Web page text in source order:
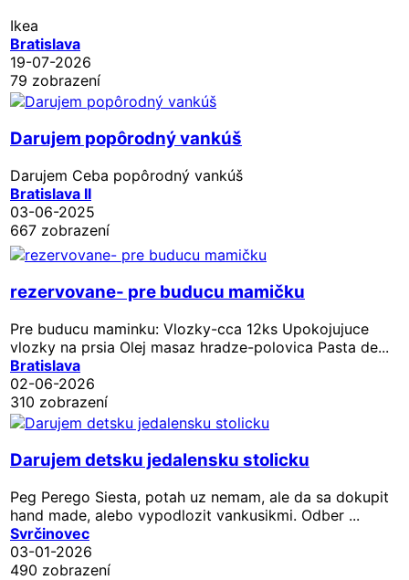
Ikea
Bratislava
19-07-2026
79 zobrazení
Darujem popôrodný vankúš
Darujem Ceba popôrodný vankúš
Bratislava II
03-06-2025
667 zobrazení
rezervovane- pre buducu mamičku
Pre buducu maminku: Vlozky-cca 12ks Upokojujuce
vlozky na prsia Olej masaz hradze-polovica Pasta de...
Bratislava
02-06-2026
310 zobrazení
Darujem detsku jedalensku stolicku
Peg Perego Siesta, potah uz nemam, ale da sa dokupit
hand made, alebo vypodlozit vankusikmi. Odber ...
Svrčinovec
03-01-2026
490 zobrazení